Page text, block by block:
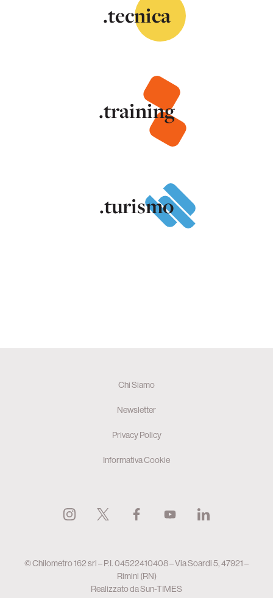
.tecnica
.training
.turismo
Chi Siamo
Newsletter
Privacy Policy
Informativa Cookie
© Chilometro 162 srl – P.I. 04522410408 – Via Soardi 5, 47921 –
Rimini (RN)
Realizzato daSun-TIMES